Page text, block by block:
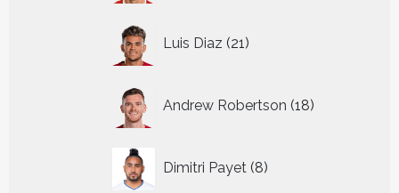
Luis Diaz 21
producten
Andrew Robertson 18
producten
Dimitri Payet 8
producten